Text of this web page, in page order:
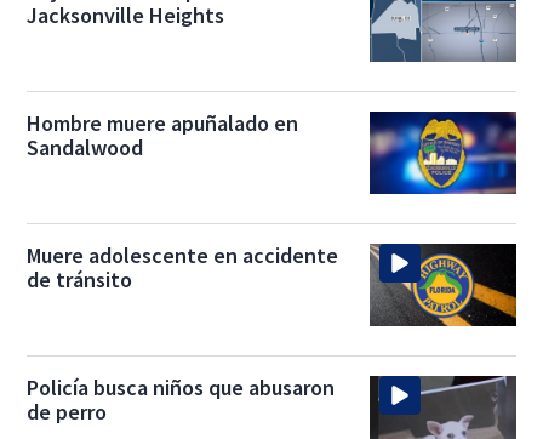
Jacksonville Heights
Hombre muere apuñalado en
Sandalwood
Muere adolescente en accidente
de tránsito
Policía busca niños que abusaron
de perro